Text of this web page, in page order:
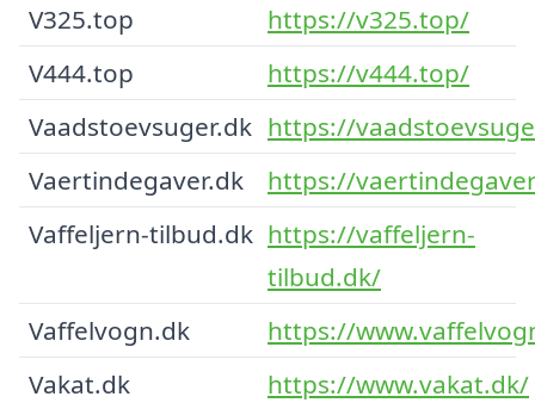
V325.top
https://v325.top/
V444.top
https://v444.top/
Vaadstoevsuger.dk https://
Vaertindegaver.dk
https://
Vaffeljern-tilbud.dk https://vaffeljern-
tilbud.dk/
Vaffelvogn.dk
https://
Vakat.dk
https://www.vakat.dk/